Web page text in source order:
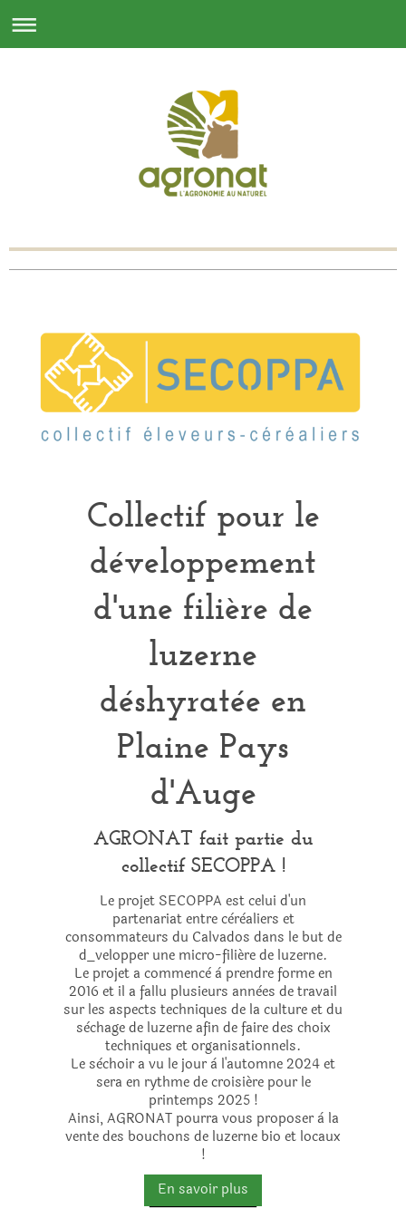
Collectif pour le
développement
d'une filière de
luzerne
déshyratée en
Plaine Pays
d'Auge
AGRONAT fait partie du
collectif SECOPPA !
​Le projet SECOPPA est celui d'un
partenariat entre cèrèaliers et
consommateurs du Calvados dans le but de
d_velopper une micro-filiére de luzerne.
​Le projet a commencè à prendre forme en
2016 et il a fallu plusieurs annèes de travail
sur les aspects techniques de la culture et du
sèchage de luzerne afin de faire des choix
techniques et organisationnels.
Le sèchoir a vu le jour à l'automne 2024 et
sera en rythme de croisiére pour le
printemps 2025 !
Ainsi, AGRONAT pourra vous proposer à la
vente des bouchons de luzerne bio et locaux
!
En savoir plus